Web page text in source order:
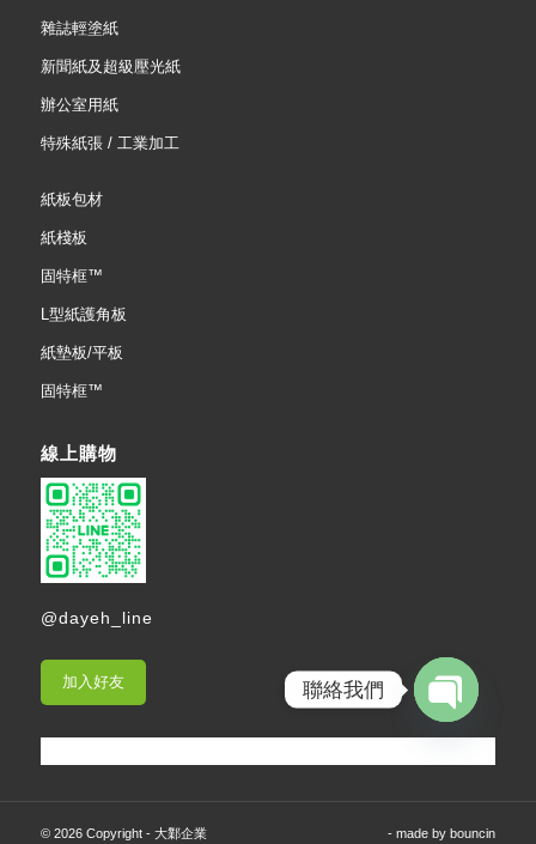
雜誌輕塗紙
新聞紙及超級壓光紙
辦公室用紙
特殊紙張 / 工業加工
紙板包材
紙棧板
固特框™
L型紙護角板
紙墊板/平板
固特框™
線上購物
@dayeh_line
加入好友
© 2026 Copyright - 大鄴企業 - made by bouncin
聯絡我們